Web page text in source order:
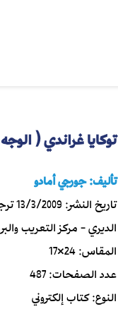
توكايا غراندي (
تأليف:جورجي أمادو
تاريخ النشر:13/3/2009
الديري - مركز التعريب
المقاس:24×17
عدد الصفحات:487
النوع:كتاب إلكتروني